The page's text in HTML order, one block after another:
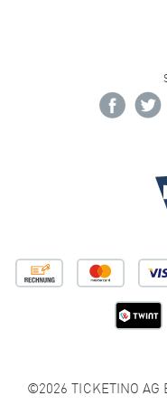
©2026 TICKETINO AG